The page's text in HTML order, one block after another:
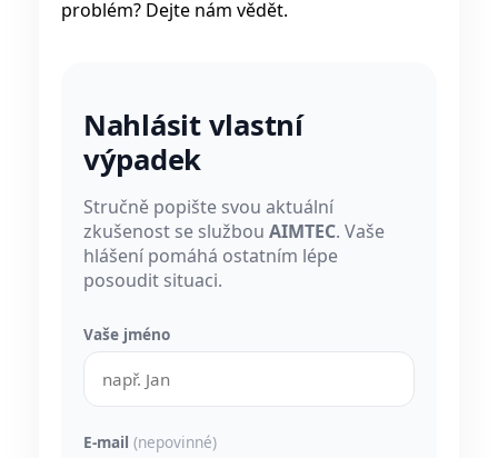
problém? Dejte nám vědět.
Nahlásit vlastní
výpadek
Stručně popište svou aktuální
zkušenost se službou AIMTEC. Vaše
hlášení pomáhá ostatním lépe
posoudit situaci.
Vaše jméno
E-mail (nepovinné)